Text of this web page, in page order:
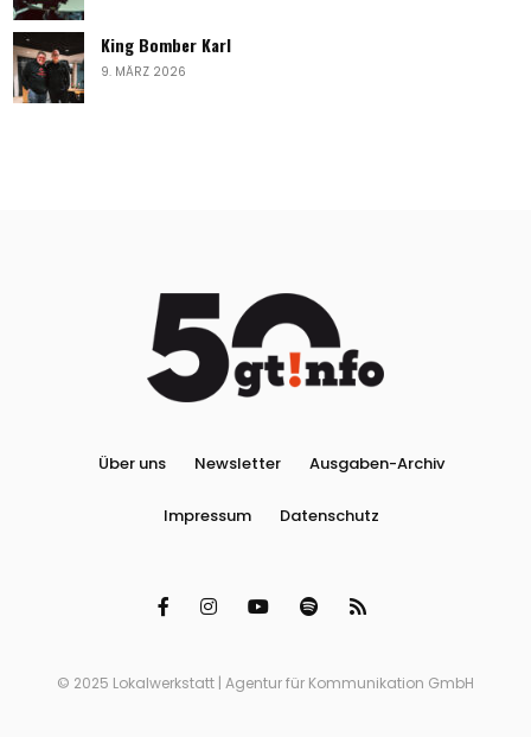
King Bomber Karl
9. MÄRZ 2026
Über uns Newsletter Ausgaben-Archiv
Impressum Datenschutz
© 2025 Lokalwerkstatt | Agentur für Kommunikation GmbH